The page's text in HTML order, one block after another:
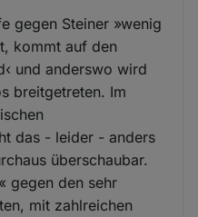
gegen Steiner »wenig
kommt auf den
und anderswo wird
breitgetreten. Im
das - leider - anders
überschaubar.
gegen den sehr
mit zahlreichen